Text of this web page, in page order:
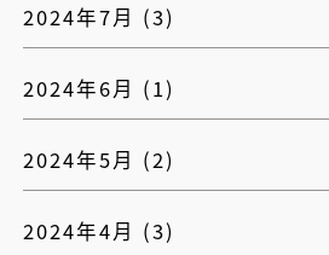
2024年7月 (3)
2024年6月 (1)
2024年5月 (2)
2024年4月 (3)